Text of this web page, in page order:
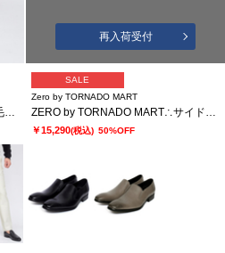
再入荷受付
SALE
Zero by TORNADO MART
￥15,290(税込) 50%OFF